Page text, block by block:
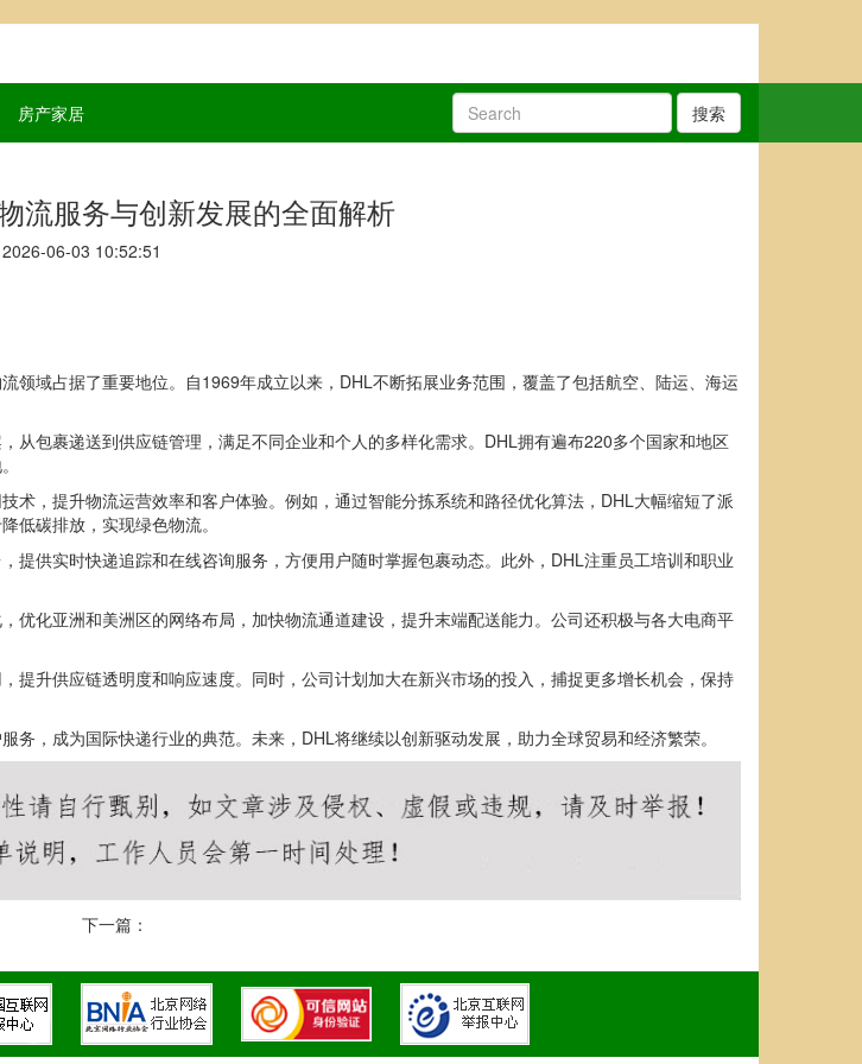
房产家居 搜索
流服务与创新发展的全面解析
2026-06-03 10:52:51
领域占据了重要地位。自1969年成立以来，DHL不断拓展业务范围，覆盖了包括航空、陆运、海运
包裹递送到供应链管理，满足不同企业和个人的多样化需求。DHL拥有遍布220多个国家和地区
，提升物流运营效率和客户体验。例如，通过智能分拣系统和路径优化算法，DHL大幅缩短了派
低碳排放，实现绿色物流。
供实时快递追踪和在线咨询服务，方便用户随时掌握包裹动态。此外，DHL注重员工培训和职业
化亚洲和美洲区的网络布局，加快物流通道建设，提升末端配送能力。公司还积极与各大电商平
提升供应链透明度和响应速度。同时，公司计划加大在新兴市场的投入，捕捉更多增长机会，保持
，成为国际快递行业的典范。未来，DHL将继续以创新驱动发展，助力全球贸易和经济繁荣。
下一篇：